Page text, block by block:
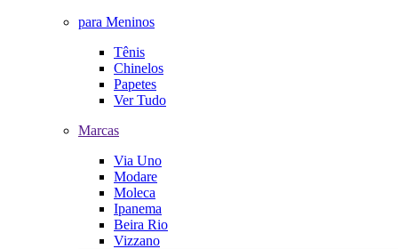
para Meninos
Tênis
Chinelos
Papetes
Ver Tudo
Marcas
Via Uno
Modare
Moleca
Ipanema
Beira Rio
Vizzano